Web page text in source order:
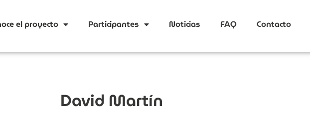
el proyecto Participantes Noticias FAQ Contacto
David Martín